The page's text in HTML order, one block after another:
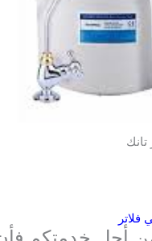
تانك
فلاتر